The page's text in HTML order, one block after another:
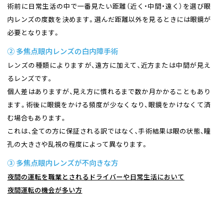
術前に日常生活の中で一番見たい距離（近く・中間・遠く）を選び眼
内レンズの度数を決めます。 選んだ距離以外を見るときには眼鏡が
必要となります。
② 多焦点眼内レンズの白内障手術
レンズの種類によりますが、遠方に加えて、近方または中間が見え
るレンズです。
個人差はありますが、見え方に慣れるまで数か月かかることもあり
ます。 術後に眼鏡をかける頻度が少なくなり、眼鏡をかけなくて済
む場合もあります。
これは、全ての方に保証される訳ではなく、手術結果は眼の状態、瞳
孔の大きさや乱視の程度によって異なります。
③ 多焦点眼内レンズが不向きな方
夜間の運転を職業とされるドライバーや日常生活において
夜間運転の機会が多い方